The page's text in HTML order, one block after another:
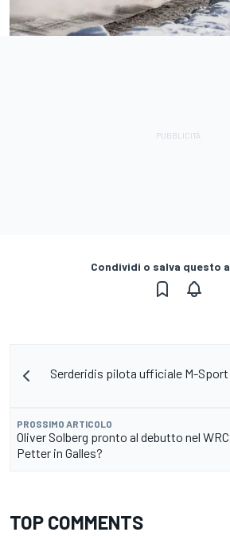
Condividi o salva questo
Serderidis pilota ufficiale M-Sport
PROSSIMO ARTICOLO
Oliver Solberg pronto al debutto nel
Petter in Galles?
TOP COMMENTS